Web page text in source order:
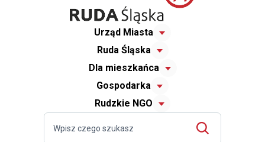
Urząd Miasta
Ruda Śląska
Dla mieszkańca
Gospodarka
Rudzkie NGO